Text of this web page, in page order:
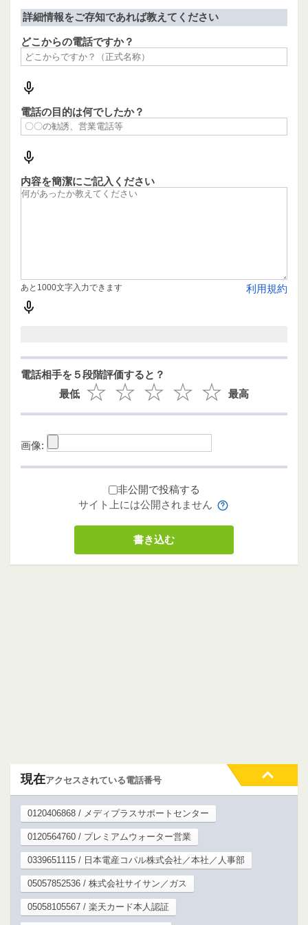
詳細情報をご存知であれば教えてください
どこからの電話ですか？
電話の目的は何でしたか？
内容を簡潔にご記入ください
利用規約
あと1000文字入力できます
電話相手を５段階評価すると？
最低
最高
画像:
非公開で投稿する
サイト上には公開されません
現在アクセスされている電話番号
0120406868 / メディプラスサポートセンター
0120564760 / プレミアムウォーター営業
0339651115 / 日本電産コパル株式会社／本社／人事部
05057852536 / 株式会社サイサン／ガス
05058105567 / 楽天カード本人認証